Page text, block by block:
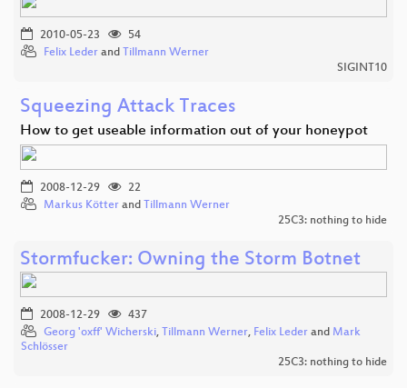
2010-05-23
54
Felix Leder and Tillmann Werner
SIGINT10
Squeezing Attack Traces
How to get useable information out of your honeypot
2008-12-29
22
Markus Kötter and Tillmann Werner
25C3: nothing to hide
Stormfucker: Owning the Storm Botnet
2008-12-29
437
Georg 'oxff' Wicherski, Tillmann Werner, Felix Leder and Mark
Schlösser
25C3: nothing to hide